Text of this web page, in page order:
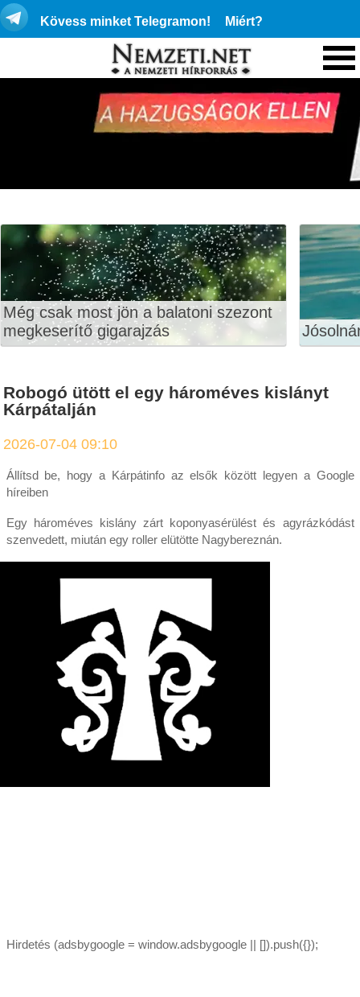
Kövess minket Telegramon! Miért?
Még csak most jön a balatoni szezont
megkeserítő gigarajzás
Robogó ütött el egy hároméves kislányt
Kárpátalján
2026-07-04 09:10
Állítsd be, hogy a Kárpátinfo az elsők között legyen a Google
híreiben
Egy hároméves kislány zárt koponyasérülést és agyrázkódást
szenvedett, miután egy roller elütötte Nagybereznán.
Hirdetés (adsbygoogle = window.adsbygoogle || []).push({});